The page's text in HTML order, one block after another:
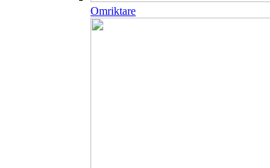
Omriktare